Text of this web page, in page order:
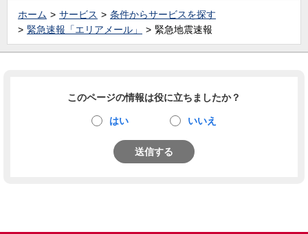
ホーム サービス
条件からサービスを探す
緊急速報「エリアメール」
緊急地震速報
このページの情報は役に立ちましたか？
はい いいえ
送信する